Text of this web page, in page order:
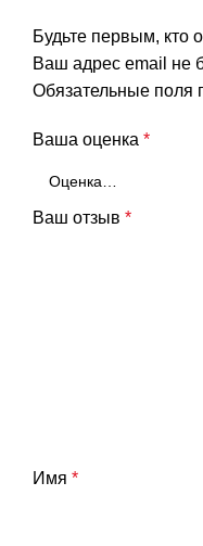
Будьте первым, кто
Ваш адрес email не
Обязательные поля
Ваша оценка *
Ваш отзыв *
Имя *